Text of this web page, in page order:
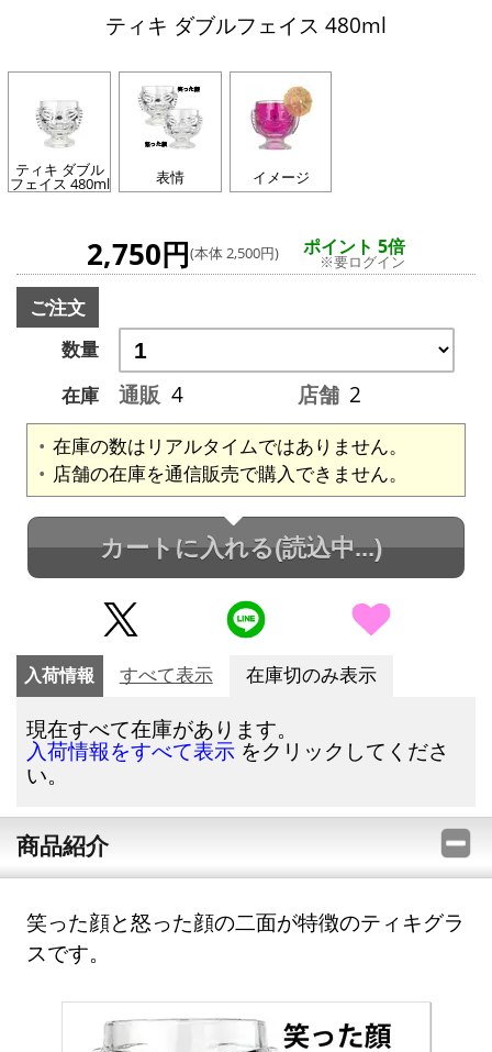
ティキ ダブルフェイス 480ml
ティキ ダブル
フェイス 480ml 表情 イメージ
2,750円(本体 2,500円) ポイント 5倍
※要ログイン
ご注文
数量
在庫
通販 4 店舗 2
在庫の数はリアルタイムではありません。
店舗の在庫を通信販売で購入できません。
カートに入れる(読込中...)
入荷情報 すべて表示 在庫切のみ表示
現在すべて在庫があります。
入荷情報をすべて表示 をクリックしてくださ
い。
商品紹介
笑った顔と怒った顔の二面が特徴のティキグラ
スです。